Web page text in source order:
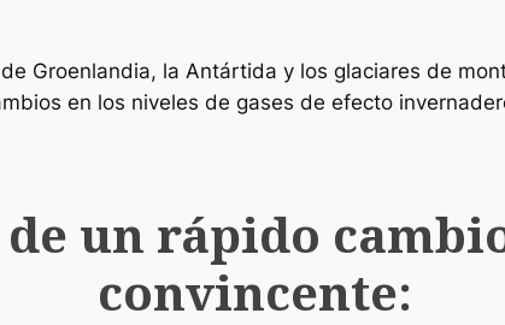
Groenlandia, la Antártida y los glaciares de
en los niveles de gases de efecto
un rápido
convincente: